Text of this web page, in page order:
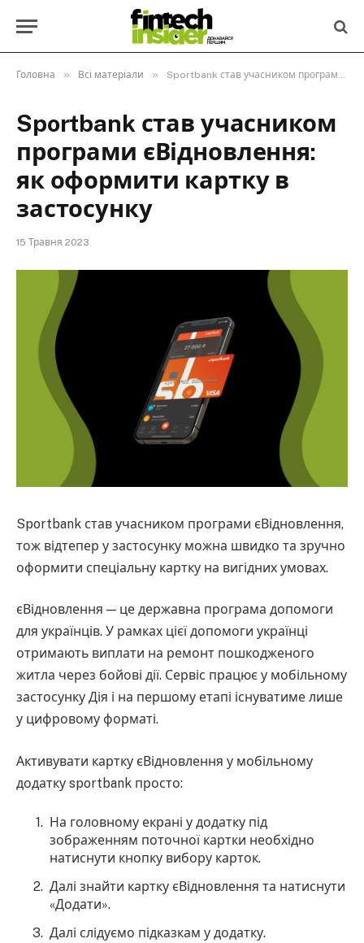
Головна » Всі матеріали » Sportbank став учасником програми єВідновлення: як оформити картку в застосунку
Sportbank став учасником
програми єВідновлення:
як оформити картку в
застосунку
15 Травня 2023
Sportbank став учасником програми єВідновлення,
тож відтепер у застосунку можна швидко та зручно
оформити спеціальну картку на вигідних умовах.
єВідновлення — це державна програма допомоги
для українців. У рамках цієї допомоги українці
отримають виплати на ремонт пошкодженого
житла через бойові дії. Сервіс працює у мобільному
застосунку Дія і на першому етапі існуватиме лише
у цифровому форматі.
Активувати картку єВідновлення у мобільному
додатку sportbank просто:
На головному екрані у додатку під
зображенням поточної картки необхідно
натиснути кнопку вибору карток.
Далі знайти картку єВідновлення та натиснути
«Додати».
Далі слідуємо підказкам у додатку.